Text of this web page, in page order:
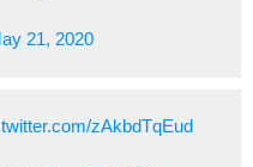
21, 2020
zAkbdTqEud